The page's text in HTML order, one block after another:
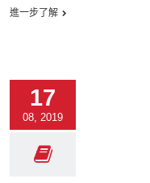
進一步了解
17
08, 2019